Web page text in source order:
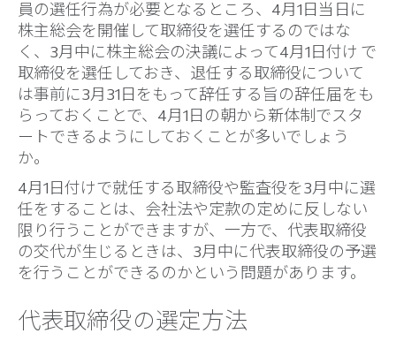
員の選任行為が必要となるところ、4月1日当日に
株主総会を開催して取締役を選任するのではな
く、3月中に株主総会の決議によって4月1日付け で
取締役を選任しておき、退任する取締役について
は事前に3月31日をもって辞任する旨の辞任届をも
らっておくことで、4月1日の朝から新体制でスタ
ートできるようにしておくことが多いでしょう
か。
4月1日付けで就任する取締役や監査役を3月中に選
任をすることは、会社法や定款の定めに反しない
限り行うことができますが、一方で、代表取締役
の交代が生じるときは、3月中に代表取締役の予選
を行うことができるのかという問題があります。
代表取締役の選定方法